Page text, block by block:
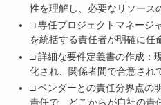
性を理解し、必要なリソース
□ 専任プロジェクトマネージ
を統括する責任者が明確に任
□ 詳細な要件定義書の作成：
化され、関係者間で合意され
□ ベンダーとの責任分界点の
責任で、どこからが自社の責